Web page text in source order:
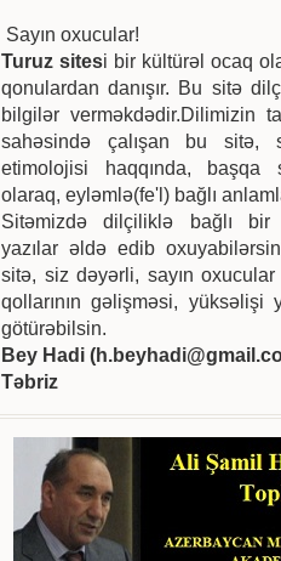
Sayın oxucular!
Turuz sitesi bir kültürəl ocaq
qonulardan danışır. Bu sitə
bilgilər verməkdədir.Dilimizin
sahəsində çalışan bu sitə,
etimolojisi haqqında, başqa
olaraq, eyləmlə(fe'l) bağlı
Sitəmizdə dilçiliklə bağlı bir
yazılar əldə edib
sitə, siz dəyərli, sayın oxucular
qollarının gəlişməsi, yüksəlişi
götürəbilsin.
Bey Hadi (
Təbriz